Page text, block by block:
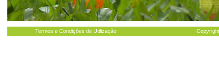
Termos e Condições de Utilização